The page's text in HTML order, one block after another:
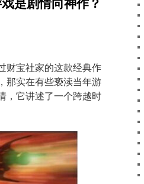
财宝社家的这款经典作
那实在有些亵渎当年游
，它讲述了一个跨越时